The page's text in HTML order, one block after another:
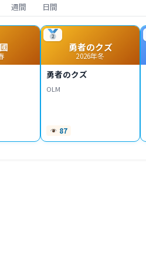
週間 日間
勇者のクズ
2026年冬
勇者のクズ
OLM
87